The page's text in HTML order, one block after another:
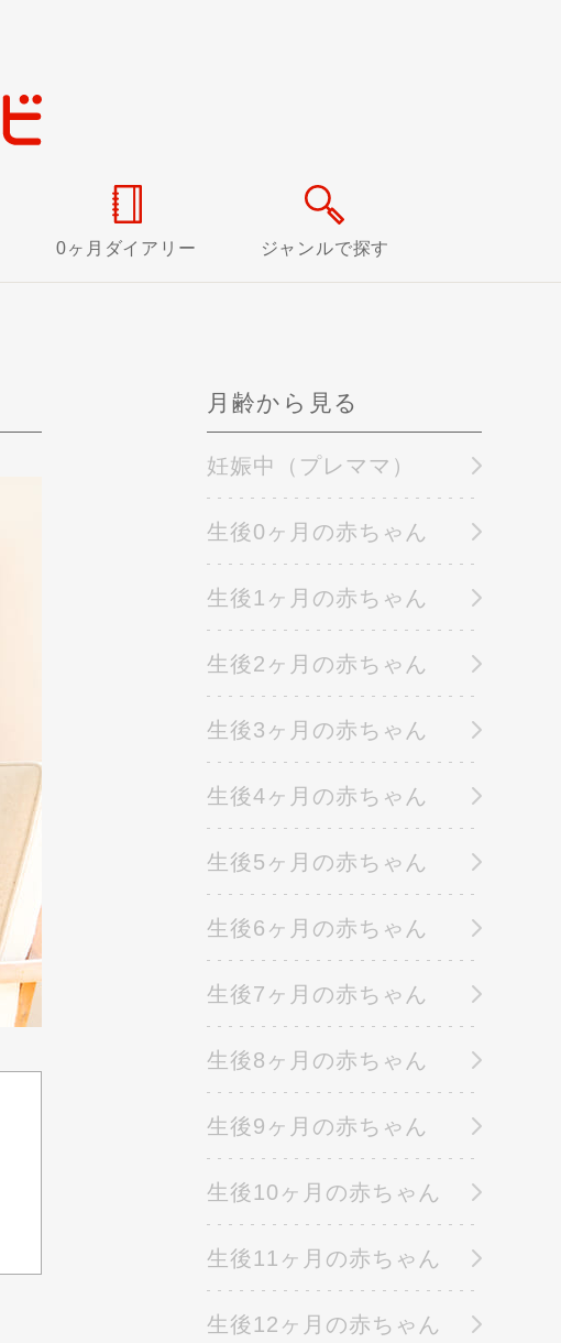
0ヶ月ダイアリー ジャンルで探す
月齢から見る
妊娠中（プレママ）
生後0ヶ月の赤ちゃん
生後1ヶ月の赤ちゃん
生後2ヶ月の赤ちゃん
生後3ヶ月の赤ちゃん
生後4ヶ月の赤ちゃん
生後5ヶ月の赤ちゃん
生後6ヶ月の赤ちゃん
生後7ヶ月の赤ちゃん
生後8ヶ月の赤ちゃん
生後9ヶ月の赤ちゃん
生後10ヶ月の赤ちゃん
生後11ヶ月の赤ちゃん
生後12ヶ月の赤ちゃん